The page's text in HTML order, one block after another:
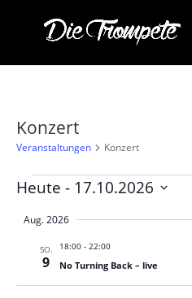
Konzert
Veranstaltungen Konzert
Veranstaltungen
Heute - 17.10.2026
auswählen.
Aug. 2026
SO.
9
18:00- 22:00
No Turning Back – live